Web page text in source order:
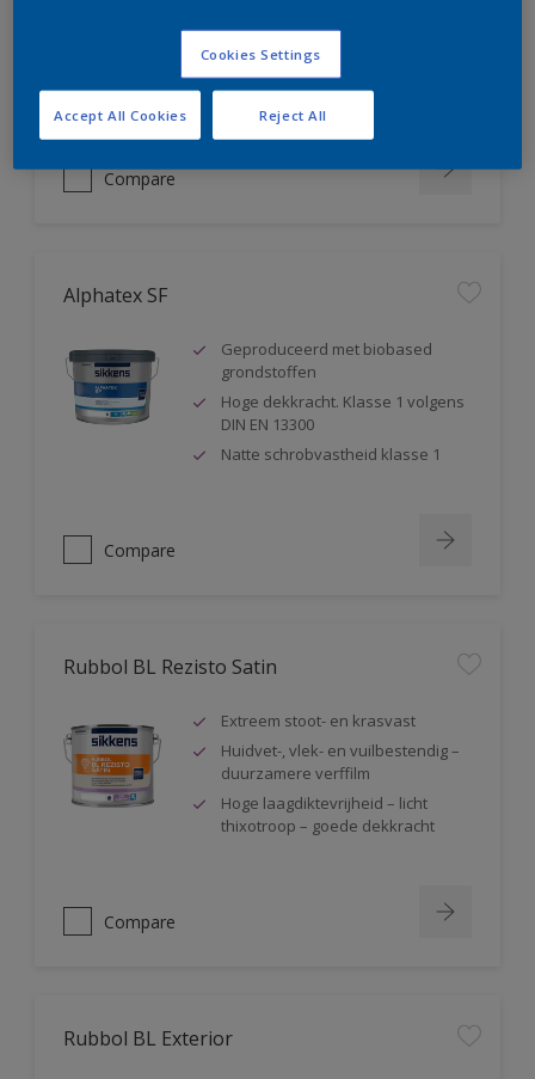
blokkeert weekmakers
Geschikt voor sanitaire ruimtes ,
badkamers,...
Compare
Alphatex SF
Geproduceerd met biobased
grondstoffen
Hoge dekkracht. Klasse 1 volgens
DIN EN 13300
Natte schrobvastheid klasse 1
Compare
Rubbol BL Rezisto Satin
Extreem stoot- en krasvast
Huidvet-, vlek- en vuilbestendig –
duurzamere verffilm
Hoge laagdiktevrijheid – licht
thixotroop – goede dekkracht
Compare
Rubbol BL Exterior
Cookies Settings
Reject All
Accept All Cookies